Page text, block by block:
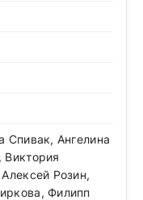
Ангелина
Розин,
Филипп